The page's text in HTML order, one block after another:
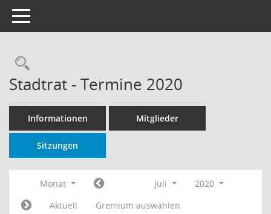
Toggle navigation
Rechercheauswahl
Stadtrat - Termine 2020
Informationen Mitglieder
Sitzungen
Monat Juli
2020
Aktuell
Gremium auswählen